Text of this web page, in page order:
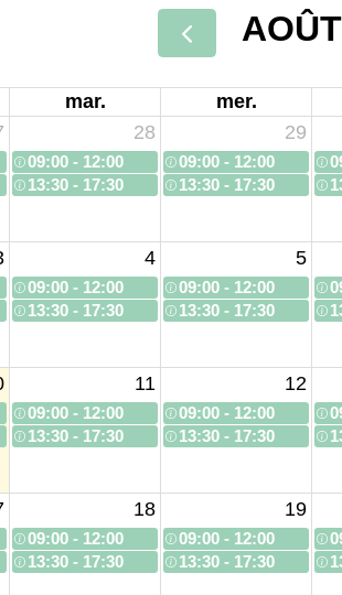
mar.
mer.
28
09:00 - 12:00
13:30 - 17:30
29
09:00 - 12:00
13:30 - 17:30
4
09:00 - 12:00
13:30 - 17:30
5
09:00 - 12:00
13:30 - 17:30
11
09:00 - 12:00
13:30 - 17:30
12
09:00 - 12:00
13:30 - 17:30
18
09:00 - 12:00
13:30 - 17:30
19
09:00 - 12:00
13:30 - 17:30